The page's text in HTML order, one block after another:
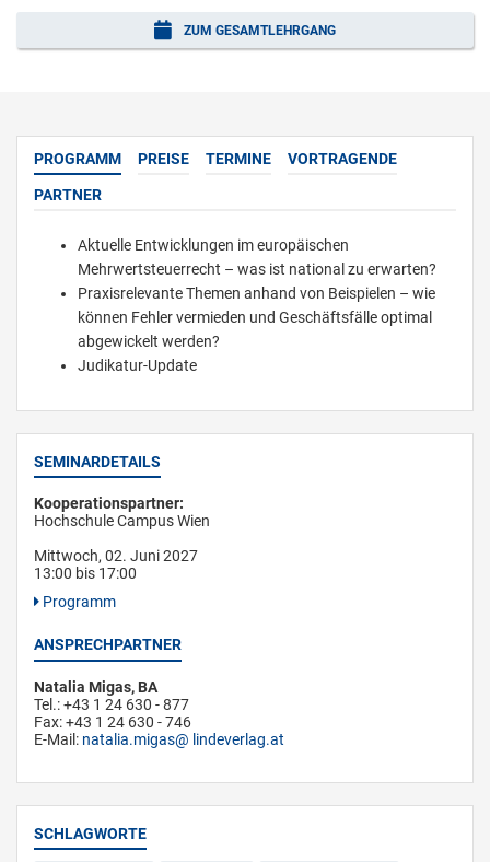
ZUM GESAMTLEHRGANG
PROGRAMM PREISE TERMINE VORTRAGENDE
PARTNER
Aktuelle Entwicklungen im europäischen
Mehrwertsteuerrecht – was ist national zu erwarten?
Praxisrelevante Themen anhand von Beispielen – wie
können Fehler vermieden und Geschäftsfälle optimal
abgewickelt werden?
Judikatur-Update
SEMINARDETAILS
Kooperationspartner:
Hochschule Campus Wien
Mittwoch, 02. Juni 2027
13:00 bis 17:00
Programm
ANSPRECHPARTNER
Natalia Migas, BA
Tel.: +43 1 24 630 - 877
Fax: +43 1 24 630 - 746
E-Mail: natalia.migas lindeverlag.at
SCHLAGWORTE